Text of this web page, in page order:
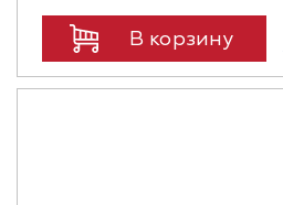
В корзину